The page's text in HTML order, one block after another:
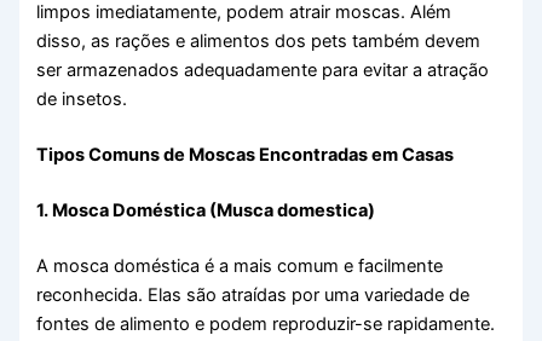
limpos imediatamente, podem atrair moscas. Além
disso, as rações e alimentos dos pets também devem
ser armazenados adequadamente para evitar a atração
de insetos.
Tipos Comuns de Moscas Encontradas em Casas
1. Mosca Doméstica (Musca domestica)
A mosca doméstica é a mais comum e facilmente
reconhecida. Elas são atraídas por uma variedade de
fontes de alimento e podem reproduzir-se rapidamente.